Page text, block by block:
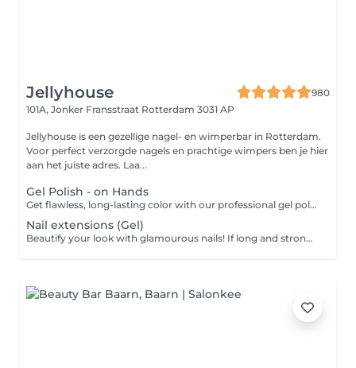
Jellyhouse
980
101A, Jonker Fransstraat Rotterdam 3031 AP
Jellyhouse is een gezellige nagel- en wimperbar in Rotterdam.
Voor perfect verzorgde nagels en prachtige wimpers ben je hier
aan het juiste adres. Laa...
Gel Polish - on Hands
Get flawless, long-lasting color with our professional gel polish application. This treatment includes gentle nail shaping, cuticle care, and the application of high-quality gel polish for a glossy, chip-resistant finish that lasts up to two weeks. Perfect for anyone wanting vibrant, well-groomed nails with minimal upkeep.
Nail extensions (Gel)
Beautify your look with glamourous nails! If long and strong nails are your thing but you can't grow them on your own, let us do it for you! Choose from two options: a traditional Gel extension, where you decide the length and shape, or let our experienced nail techs assist you in creating the perfect look.